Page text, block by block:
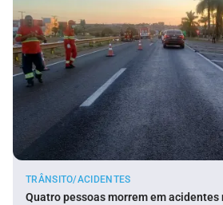
TRÂNSITO/ACIDENTES
Quatro pessoas morrem em